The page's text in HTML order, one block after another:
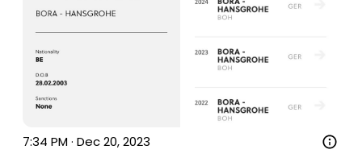
7:34 PM · Dec 20, 2023